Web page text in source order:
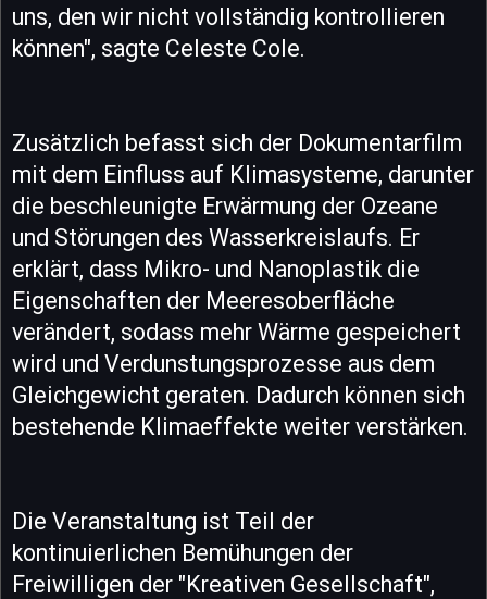
uns, den wir nicht vollständig kontrollieren
können", sagte Celeste Cole.
Zusätzlich befasst sich der Dokumentarfilm
mit dem Einfluss auf Klimasysteme, darunter
die beschleunigte Erwärmung der Ozeane
und Störungen des Wasserkreislaufs. Er
erklärt, dass Mikro- und Nanoplastik die
Eigenschaften der Meeresoberfläche
verändert, sodass mehr Wärme gespeichert
wird und Verdunstungsprozesse aus dem
Gleichgewicht geraten. Dadurch können sich
bestehende Klimaeffekte weiter verstärken.
Die Veranstaltung ist Teil der
kontinuierlichen Bemühungen der
Freiwilligen der "Kreativen Gesellschaft",